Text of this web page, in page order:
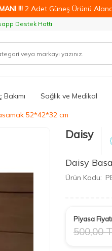
!!! 2 Adet Güneş Ürünü
Destek Hattı
Bakımı Sağlık ve Medikal
52*42*32 cm
Daisy
Daisy
Ürün Kodu:
Piyasa Fiyatı
500,00